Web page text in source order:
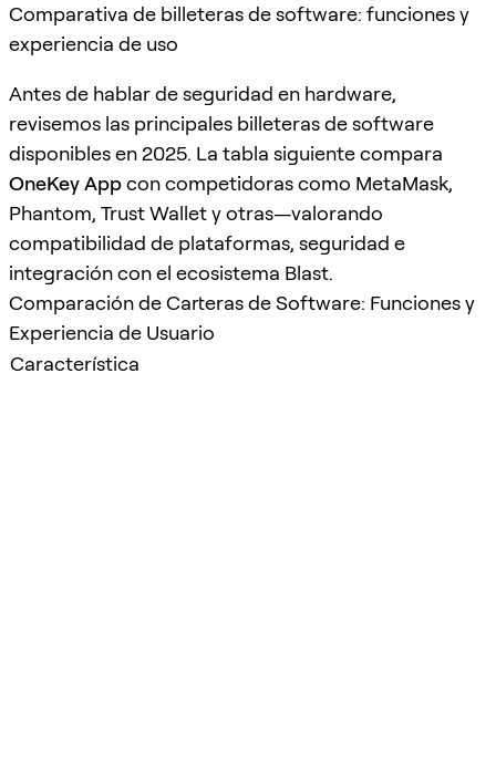
Comparativa de billeteras de software: funciones y
experiencia de uso
Antes de hablar de seguridad en hardware,
revisemos las principales billeteras de software
disponibles en 2025. La tabla siguiente compara
OneKey Appcon competidoras como MetaMask,
Phantom, Trust Wallet y otras—valorando
compatibilidad de plataformas, seguridad e
integración con el ecosistema Blast.
Comparación de Carteras de Software: Funciones y
Experiencia de Usuario
Característica